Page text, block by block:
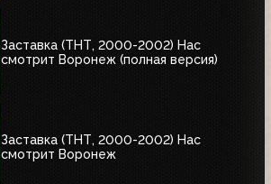
Заставка (ТНТ, 2000-2002) Нас
смотрит Воронеж (полная версия)
Заставка (ТНТ, 2000-2002) Нас
смотрит Воронеж